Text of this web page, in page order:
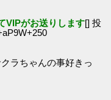
VIPがお送りします[] 投
ラちゃんの事好きっ